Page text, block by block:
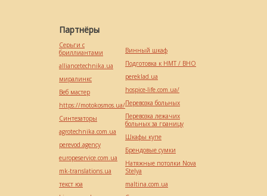
Партнёры
Серьги с
бриллиантами
alliancetechnika.ua
миралинкс
Веб мастер
https://motokosmos.ua/
Синтезаторы
agrotechnika.com.ua
perevod.agency
europeservice.com.ua
mk-translations.ua
текст юа
Винный шкаф
Подготовка к НМТ / ВНО
pereklad.ua
hospice-life.com.ua/
Перевозка больных
Перевозка лежачих
больных за границу
Шкафы купе
Брендовые сумки
Натяжные потолки Nova
Stelya
maltina.com.ua